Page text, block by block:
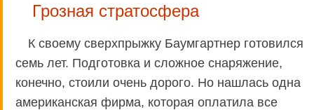
Грозная стратосфера
К своему сверхпрыжку Баумгартнер готовился
семь лет. Подготовка и сложное снаряжение,
конечно, стоили очень дорого. Но нашлась одна
американская фирма, которая оплатила все